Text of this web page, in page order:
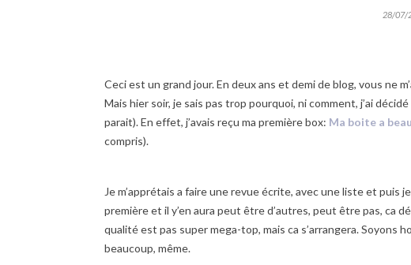
28/07/
Ceci est un grand jour. En deux ans et demi de blog, vous ne
Mais hier soir, je sais pas trop pourquoi, ni comment, j’ai
parait). En effet, j’avais reçu ma première box: Ma boite a
compris).
Je m’apprétais a faire une revue écrite, avec une liste et puis
première et il y’en aura peut être d’autres, peut être pas, ca
qualité est pas super mega-top, mais ca s’arrangera.
beaucoup, même.